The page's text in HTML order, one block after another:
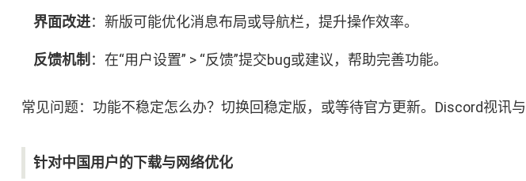
界面改进：新版可能优化消息布局或导航栏，提升操作效率。
反馈机制 ：在“用户设置” > “反馈”提交bug或建议，帮助完善功能。
常见问题：功能不稳定怎么办？切换回稳定版，或等待官方更新。Discord视讯
针对中国用户的下载与网络优化